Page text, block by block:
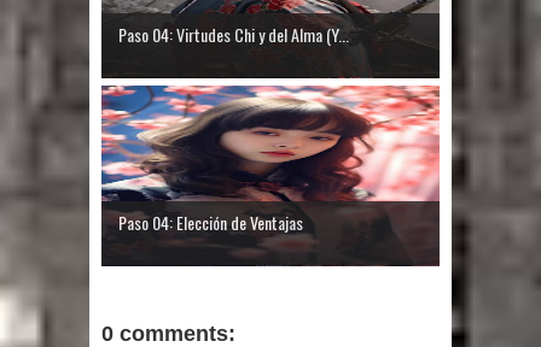
Paso 04: Virtudes Chi y del Alma (Y...
Paso 04: Elección de Ventajas
0 comments: